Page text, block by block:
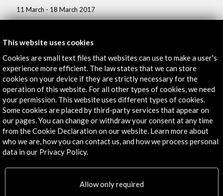
11 March - 18 March 2017
Get the latest NEWS
Subscribe to our Newsletter View latest Newsletter
This website uses cookies
Cookies are small text files that websites can use to make a user's
experience more efficient. The law states that we can store
cookies on your device if they are strictly necessary for the
operation of this website. For all other types of cookies, we need
your permission. This website uses different types of cookies.
Some cookies are placed by third-party services that appear on
our pages. You can change or withdraw your consent at any time
from the Cookie Declaration on our website. Learn more about
who we are, how you can contact us, and how we process personal
data in our Privacy Policy.
Allow only required